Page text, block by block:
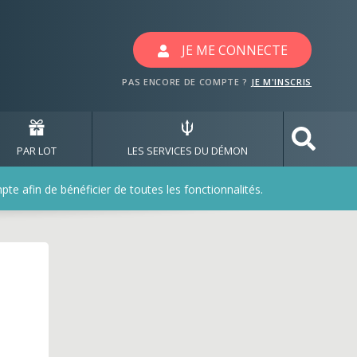
JE ME CONNECTE
PAS ENCORE DE COMPTE ? JE M'INSCRIS
PAR LOT LES SERVICES DU DÉMON
afin de bénéficier de toutes les fonctionnalités.